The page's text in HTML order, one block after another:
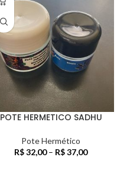
POTE HERMETICO SADHU
Pote Hermético
R$32,00 – R$37,00